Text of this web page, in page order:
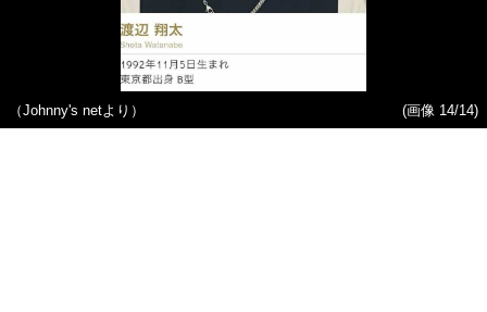
（Johnny's netより） (画像 14/14)